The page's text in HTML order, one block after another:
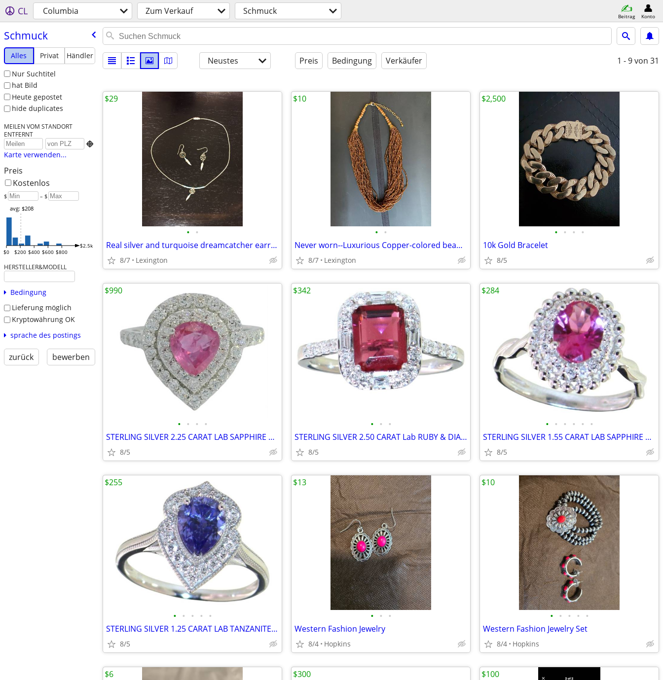
CL Columbia Zum Verkauf Schmuck Beitrag Konto
Schmuck
Alles Privat
Händler
Nur Suchtitel
hat Bild
Heute gepostet
hide duplicates
MEILEN VOM STANDORT
ENTFERNT

Karte verwenden...
Preis
Kostenlos
$ – $
$0 $200 $400 $600 $800
$2.5k
avg: $208
HERSTELLER&MODELL
Bedingung
Lieferung möglich
Kryptowährung OK
sprache des postings
zurück bewerben
Neustes Preis Bedingung Verkäufer 1 - 9von 31
• •
Real silver and turquoise dreamcatcher earrings & necklace
8/7 Lexington
$29
• •
Never worn--Luxurious Copper-colored bead necklace and earrings
8/7 Lexington
$10
• • • •
10k Gold Bracelet
8/5
$2,500
• • • •
STERLING SILVER 2.25 CARAT LAB SAPPHIRE & DIAMOND RING
8/5
$990
• • •
STERLING SILVER 2.50 CARAT Lab RUBY & DIAMOND RING
8/5
$342
• • • • • •
STERLING SILVER 1.55 CARAT LAB SAPPHIRE & DIAMOND RING
8/5
$284
• • • • •
STERLING SILVER 1.25 CARAT LAB TANZANITE & DIAMOND RING
8/5
$255
• • •
Western Fashion Jewelry
8/4 Hopkins
$13
• • • • •
Western Fashion Jewelry Set
8/4 Hopkins
$10
$6 $300 $100